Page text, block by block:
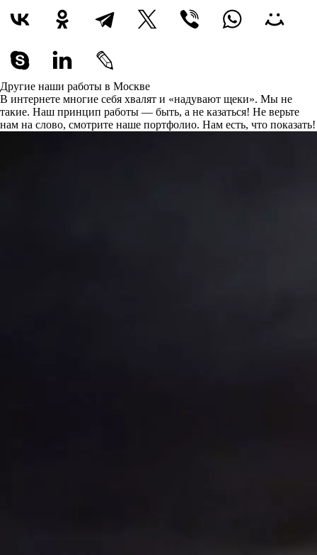
Другие наши работы в Москве
В интернете многие себя хвалят и «надувают щеки». Мы не
такие. Наш принцип работы — быть, а не казаться! Не верьте
нам на слово, смотрите наше портфолио. Нам есть, что показать!